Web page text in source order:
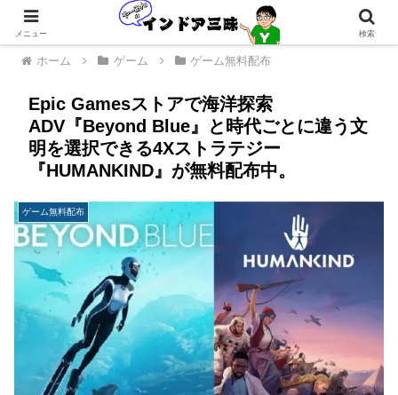
ホーム ゲーム ゲーム無料配布
Epic Gamesストアで海洋探索
ADV『Beyond Blue』と時代ごとに違う文
明を選択できる4Xストラテジー
『HUMANKIND』が無料配布中。
ゲーム無料配布
メニュー 検索